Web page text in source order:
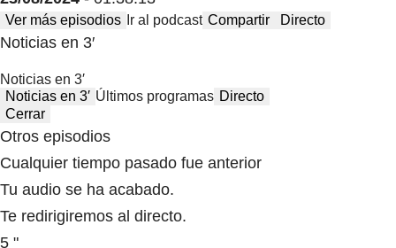
Ver más episodios Ir al podcast Compartir Directo
Noticias en 3′
Noticias en 3′
Noticias en 3′ Últimos programas Directo
Cerrar
Otros episodios
Cualquier tiempo pasado fue anterior
Tu audio se ha acabado.
Te redirigiremos al directo.
5 "